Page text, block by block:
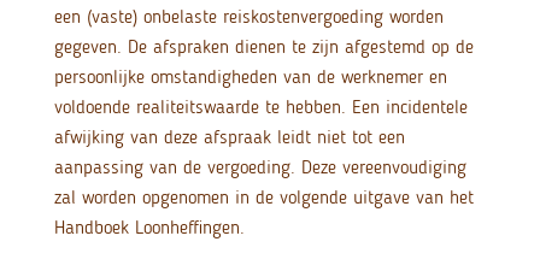
een (vaste) onbelaste reiskostenvergoeding worden
gegeven. De afspraken dienen te zijn afgestemd op de
persoonlijke omstandigheden van de werknemer en
voldoende realiteitswaarde te hebben. Een incidentele
afwijking van deze afspraak leidt niet tot een
aanpassing van de vergoeding. Deze vereenvoudiging
zal worden opgenomen in de volgende uitgave van het
Handboek Loonheffingen.